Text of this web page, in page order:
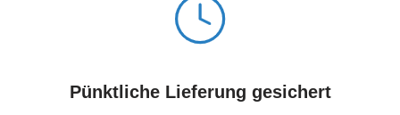
Pünktliche Lieferung gesichert